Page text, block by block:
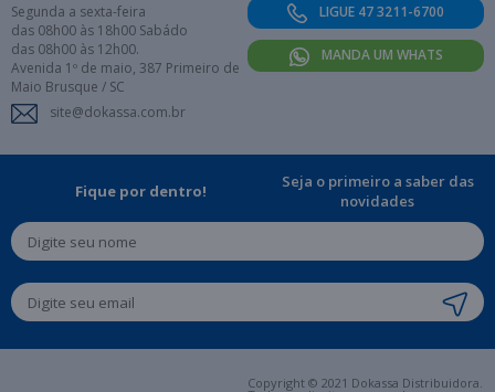
Segunda a sexta-feira
das 08h00 às 18h00 Sabádo
das 08h00 às 12h00.
Avenida 1º de maio, 387 Primeiro de
Maio Brusque / SC
site@dokassa.com.br
LIGUE 47 3211-6700
MANDA UM WHATS
Fique por dentro!
Seja o primeiro a saber das
novidades
Copyright © 2021 Dokassa Distribuidora.